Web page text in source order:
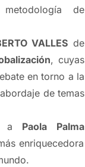
de
VALLES de
, cuyas
en torno a la
de temas
a Paola Palma
enriquecedora